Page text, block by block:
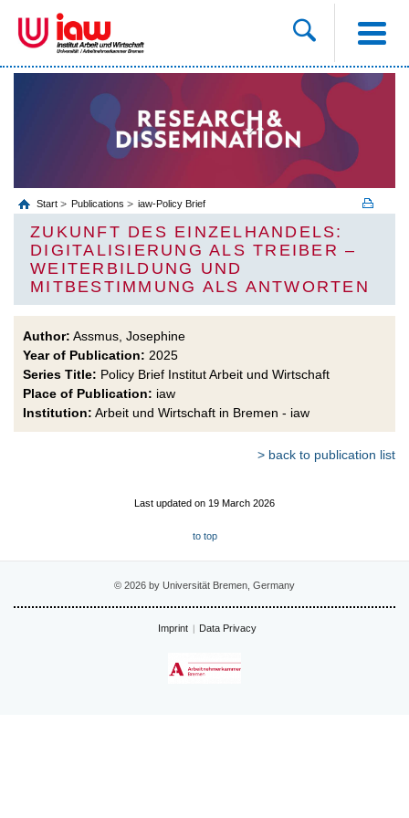
Start Publications iaw-Policy Brief
ZUKUNFT DES EINZELHANDELS:
DIGITALISIERUNG ALS TREIBER –
WEITERBILDUNG UND
MITBESTIMMUNG ALS ANTWORTEN
Author: Assmus, Josephine
Year of Publication: 2025
Series Title: Policy Brief Institut Arbeit und Wirtschaft
Place of Publication: iaw
Institution: Arbeit und Wirtschaft in Bremen - iaw
> back to publication list
Last updated on 19 March 2026
to top
© 2026 by Universität Bremen, Germany
Imprint Data Privacy